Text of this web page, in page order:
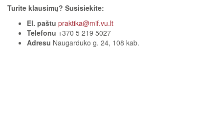
Turite klausimų? Susisiekite:
El. paštu praktika@mif.vu.lt
Telefonu +370 5 219 5027
Adresu Naugarduko g. 24, 108 kab.